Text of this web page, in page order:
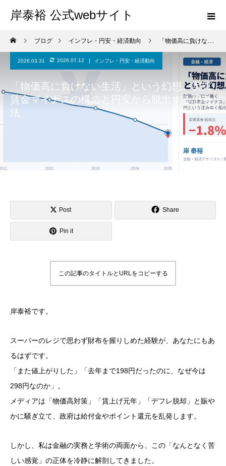
岸泰裕 公式webサイト
ブログ インフレ・円安・経済動向 「物価高に負けない生活」という幻想。実質賃金マイナスの構造と円安から脱出する思考法
2026.03.31 2026.07.12 インフレ・円安・経済動向
「物価高に負けない生活」という幻想。実質
賃金マイナスの構造と円安から脱出する思考
法
Post Share
Pin it
この記事のタイトルとURLをコピーする
岸泰裕です。
スーパーのレジで思わず財布を握りしめた経験が、あなたにもあ
るはずです。
「また値上がりした」「去年まで198円だったのに、なぜ今は
298円なのか」。
メディアは「物価高対策」「賃上げ元年」「デフレ脱却」と賑や
かに騒ぎ立て、政府は給付金やポイント還元を乱発します。
しかし、私は金融の実務と学術の両面から、この「なんとなく苦
しい感覚」の正体を冷静に解剖してきました。